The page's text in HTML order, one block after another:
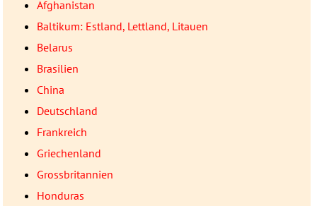
Afghanistan
Baltikum: Estland, Lettland, Litauen
Belarus
Brasilien
China
Deutschland
Frankreich
Griechenland
Grossbritannien
Honduras